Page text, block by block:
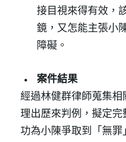
接目視來得有效，
鏡，又怎能主張小
障礙。
案件結果
經過林健群律師蒐集相
理出歷來判例，擬定完
功為小陳爭取到「無